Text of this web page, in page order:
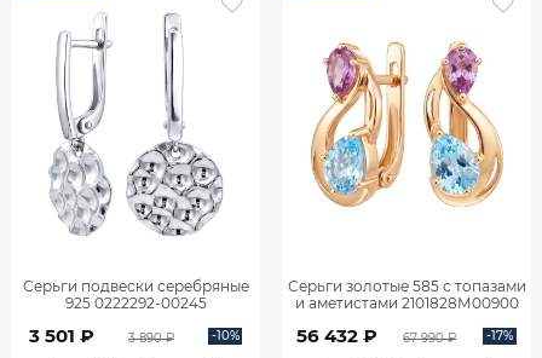
Серьги подвески серебряные
925 0222292-00245
3 501 ₽ 3 890 ₽ -10%
Серьги золотые 585 с топазами
и аметистами 2101828М00900
56 432 ₽ 67 990 ₽ -17%